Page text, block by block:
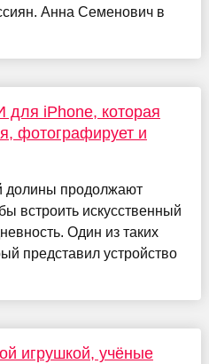
Анна Семенович в
iPhone, которая
фотографирует и
долины продолжают
встроить искусственный
Один из таких
представил устройство
игрушкой, учёные